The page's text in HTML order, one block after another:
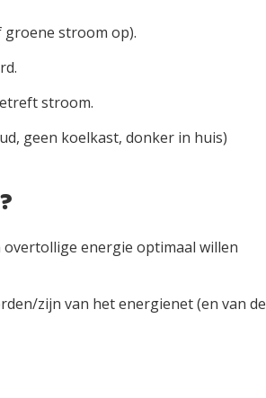
stroom op).
stroom.
geen koelkast, donker in huis)
energie optimaal willen
zijn van het energienet (en van de